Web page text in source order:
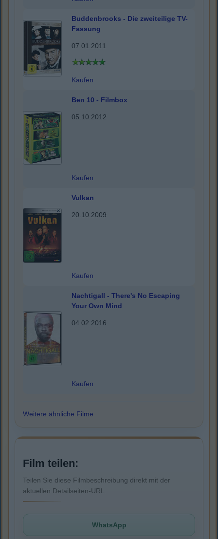
Buddenbrooks - Die zweiteilige TV-
Fassung
07.01.2011
Kaufen
Ben 10 - Filmbox
05.10.2012
Kaufen
Vulkan
20.10.2009
Kaufen
Nachtigall - There's No Escaping
Your Own Mind
04.02.2016
Kaufen
Weitere ähnliche Filme
Film teilen:
Teilen Sie diese Filmbeschreibung direkt mit der
aktuellen Detailseiten-URL.
WhatsApp